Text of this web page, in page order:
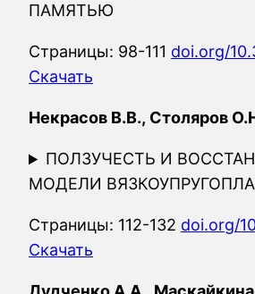
ПАМЯТЬЮ
Страницы: 98-111 doi.org/
Скачать
Некрасов В.В., Столяров
ПОЛЗУЧЕСТЬ И
МОДЕЛИ
Страницы: 112-132 doi.org/
Скачать